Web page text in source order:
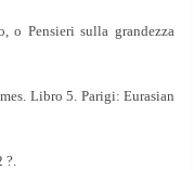
o Pensieri sulla grandezza
Libro 5. Parigi: Eurasian
?.